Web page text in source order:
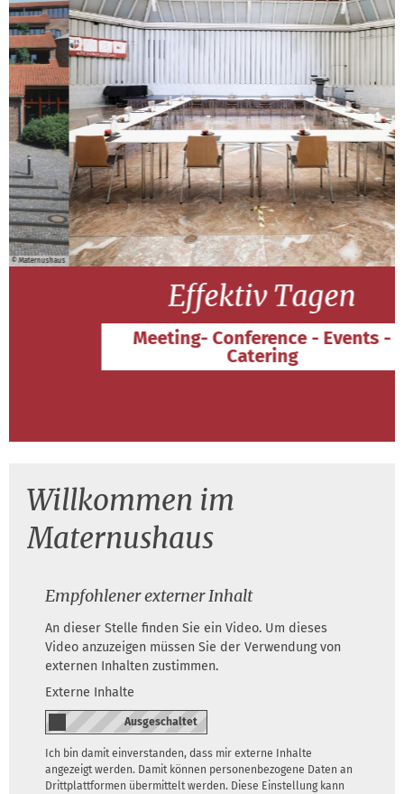
© Martin Magunia
Effektiv Tagen
Meeting- Conference - Events -
Catering
Willkommen im
Maternushaus
Empfohlener externer Inhalt
An dieser Stelle finden Sie ein Video. Um dieses
Video anzuzeigen müssen Sie der Verwendung von
externen Inhalten zustimmen.
Externe Inhalte
Ich bin damit einverstanden, dass mir externe Inhalte
angezeigt werden. Damit können personenbezogene Daten an
Drittplattformen übermittelt werden. Diese Einstellung kann